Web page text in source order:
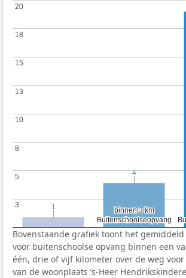
Buitenschoolseopvang
Buitenschoolseopvang
binnen 3 km
binnen 3 km
3
3
5
5
8
8
10
10
13
13
15
15
18
18
20
20
1
1
4
4
Bovenstaande grafiek toont het
voor buitenschoolse opvang binnen een
één, drie of vijf kilometer over de weg
van de woonplaats ’s-Heer